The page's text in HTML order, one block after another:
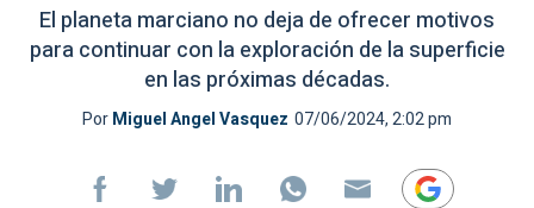
El planeta marciano no deja de ofrecer motivos
para continuar con la exploración de la superficie
en las próximas décadas.
PorMiguel Angel Vasquez 07/06/2024, 2:02 pm